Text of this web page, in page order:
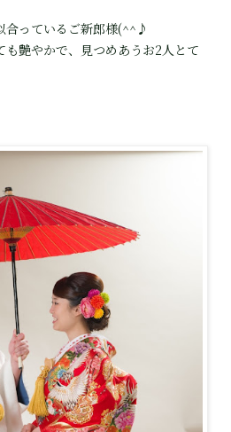
合っているご新郎様(^^♪
も艶やかで、見つめあうお2人とて